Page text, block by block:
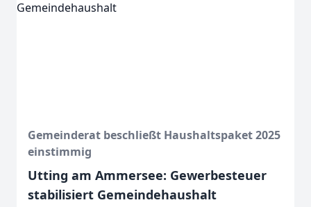
Gemeinderat beschließt Haushaltspaket 2025
einstimmig
Utting am Ammersee: Gewerbesteuer
stabilisiert Gemeindehaushalt